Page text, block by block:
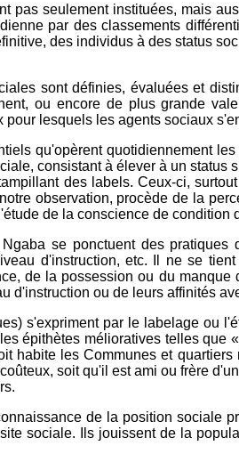
pas seulement instituées, mais
par des classements
des individus à des status
sont définies, évaluées et
ou encore de plus grande
lesquels les agents sociaux
qu'opèrent quotidiennement
consistant à élever à un
des labels. Ceux-ci,
observation, procède de la
de la conscience de condition
se ponctuent des
d'instruction, etc. Il ne se
de la possession ou du
d'instruction ou de leurs affinités
s'expriment par le labelage ou
épithètes mélioratives telles
habite les Communes et
soit qu'il est ami ou frère
de la position
sociale. Ils jouissent de la